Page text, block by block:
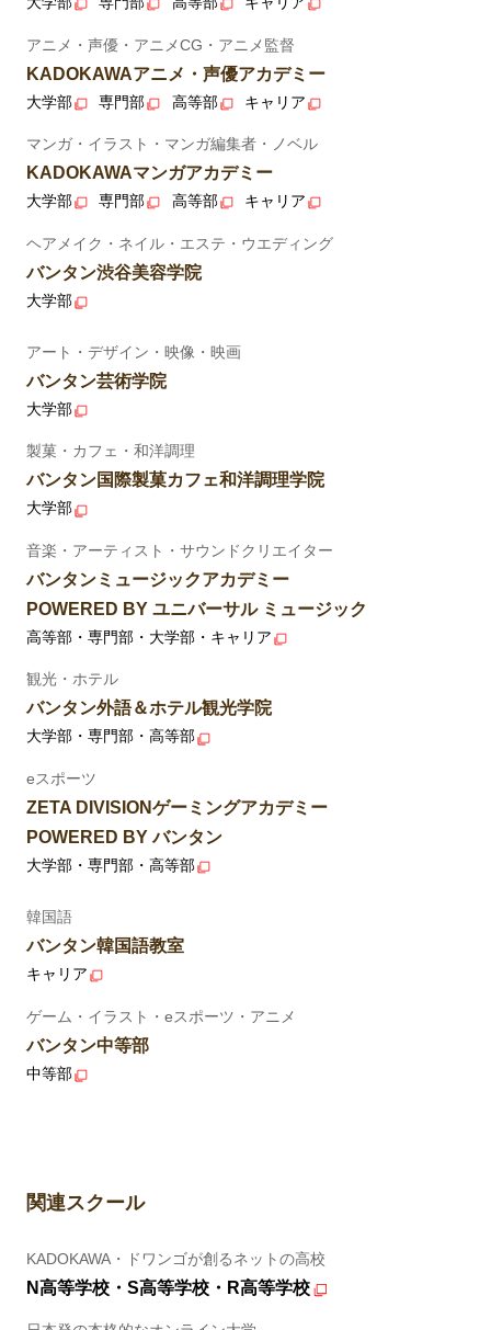
アニメ・声優・アニメCG・アニメ監督
KADOKAWAアニメ・声優アカデミー
大学部 専門部 高等部 キャリア
マンガ・イラスト・マンガ編集者・ノベル
KADOKAWAマンガアカデミー
大学部 専門部 高等部 キャリア
ヘアメイク・ネイル・エステ・ウエディング
バンタン渋谷美容学院
大学部
アート・デザイン・映像・映画
バンタン芸術学院
大学部
製菓・カフェ・和洋調理
バンタン国際製菓カフェ和洋調理学院
大学部
音楽・アーティスト・サウンドクリエイター
バンタンミュージックアカデミー
POWERED BY ユニバーサル ミュージック
高等部・専門部・大学部・キャリア
観光・ホテル
バンタン外語＆ホテル観光学院
大学部・専門部・高等部
eスポーツ
ZETA DIVISIONゲーミングアカデミー
POWERED BY バンタン
大学部・専門部・高等部
韓国語
バンタン韓国語教室
キャリア
ゲーム・イラスト・eスポーツ・アニメ
バンタン中等部
中等部
関連スクール
KADOKAWA・ドワンゴが創るネットの高校
N高等学校・S高等学校・R高等学校